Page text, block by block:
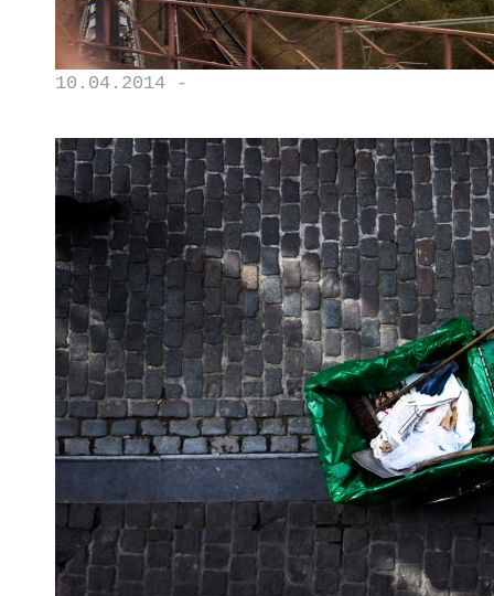
10.04.2014 -